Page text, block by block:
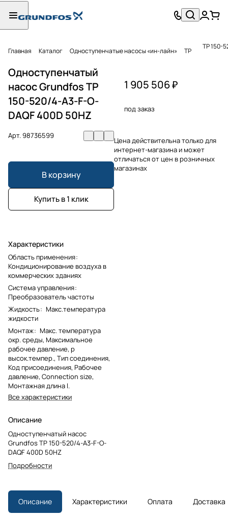
Главная Каталог Одноступенчатые насосы «ин-лайн» TP TP 150-
Одноступенчатый
насос Grundfos TP
150-520/4-A3-F-O-
DAQF 400D 50HZ
Арт.98736599
В корзину
Купить в 1 клик
Характеристики
Область применения:
Кондиционирование воздуха в
коммерческих зданиях
Система управления:
Преобразователь частоты
Жидкость: Макс.температура
жидкости
Монтаж: Макс. температура
окр. среды, Максимальное
рабочее давление, p
высок.темпер., Тип соединения,
Код присоединения, Рабочее
давление, Connection size,
Монтажная длина l.
Все характеристики
Описание
Одноступенчатый насос
Grundfos TP 150-520/4-A3-F-O-
DAQF 400D 50HZ
Подробности
1 905 506 ₽
под заказ
Цена действительна только для
интернет-магазина и может
отличаться от цен в розничных
магазинах
Описание Характеристики Оплата Доставка